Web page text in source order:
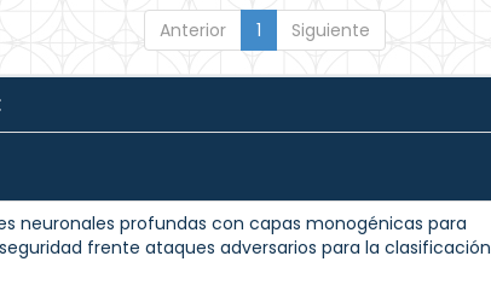
Anterior 1 Siguiente
neuronales profundas con capas monogénicas para
frente ataques adversarios para la clasificación